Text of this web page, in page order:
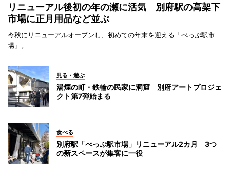
リニューアル後初の年の瀬に活気 別府駅の高架下
市場に正月用品など並ぶ
今秋にリニューアルオープンし、初めての年末を迎える「べっぷ駅市
場」。
見る・遊ぶ
湯煙の町・鉄輪の民家に洞窟 別府アートプロジェ
クト第7弾始まる
食べる
別府駅「べっぷ駅市場」リニューアル2カ月 3つ
の新スペースが集客に一役